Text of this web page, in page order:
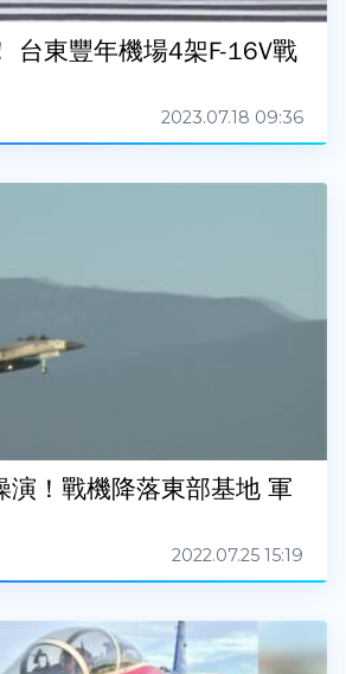
台東豐年機場4架F-16V戰
2023.07.18 09:36
演！戰機降落東部基地 軍
2022.07.25 15:19